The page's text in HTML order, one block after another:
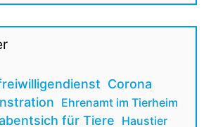
Corona
Ehrenamt im Tierheim
für Tiere
Haustier